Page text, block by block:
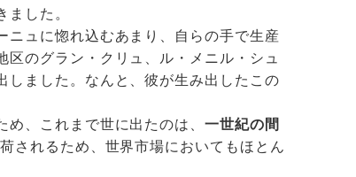
ました。
ュに惚れ込むあまり、自らの手で生産
のグラン・クリュ、ル・メニル・シュ
しました。なんと、彼が生み出したこの
め、これまで世に出たのは、一世紀の間
されるため、世界市場においてもほとん